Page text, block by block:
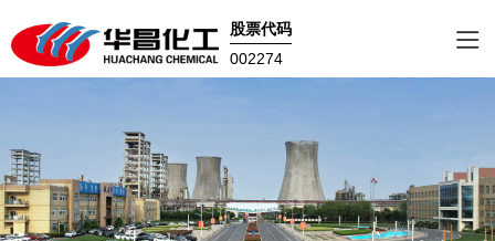
股票代码
002274